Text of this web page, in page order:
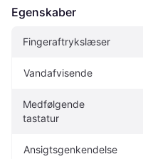
Egenskaber
Fingeraftrykslæser
Vandafvisende
Medfølgende
tastatur
Ansigtsgenkendelse